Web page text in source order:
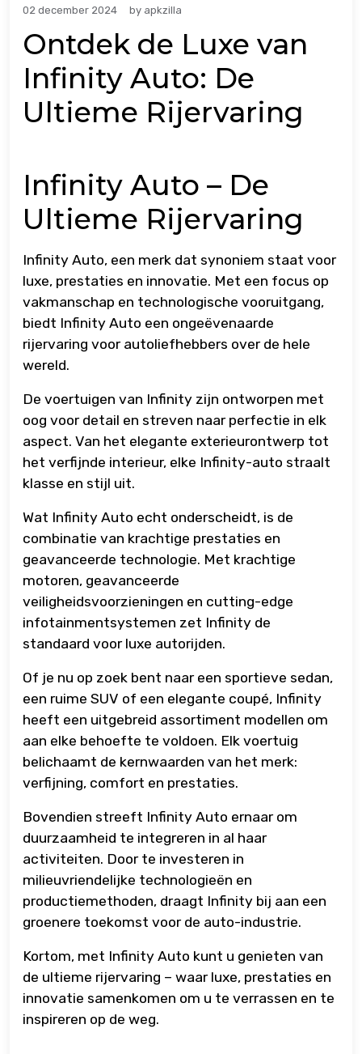
02 december 2024 by apkzilla
Ontdek de Luxe van
Infinity Auto: De
Ultieme Rijervaring
Infinity Auto – De
Ultieme Rijervaring
Infinity Auto, een merk dat synoniem staat voor
luxe, prestaties en innovatie. Met een focus op
vakmanschap en technologische vooruitgang,
biedt Infinity Auto een ongeëvenaarde
rijervaring voor autoliefhebbers over de hele
wereld.
De voertuigen van Infinity zijn ontworpen met
oog voor detail en streven naar perfectie in elk
aspect. Van het elegante exterieurontwerp tot
het verfijnde interieur, elke Infinity-auto straalt
klasse en stijl uit.
Wat Infinity Auto echt onderscheidt, is de
combinatie van krachtige prestaties en
geavanceerde technologie. Met krachtige
motoren, geavanceerde
veiligheidsvoorzieningen en cutting-edge
infotainmentsystemen zet Infinity de
standaard voor luxe autorijden.
Of je nu op zoek bent naar een sportieve sedan,
een ruime SUV of een elegante coupé, Infinity
heeft een uitgebreid assortiment modellen om
aan elke behoefte te voldoen. Elk voertuig
belichaamt de kernwaarden van het merk:
verfijning, comfort en prestaties.
Bovendien streeft Infinity Auto ernaar om
duurzaamheid te integreren in al haar
activiteiten. Door te investeren in
milieuvriendelijke technologieën en
productiemethoden, draagt ​​Infinity bij aan een
groenere toekomst voor de auto-industrie.
Kortom, met Infinity Auto kunt u genieten van
de ultieme rijervaring – waar luxe, prestaties en
innovatie samenkomen om u te verrassen en te
inspireren op de weg.